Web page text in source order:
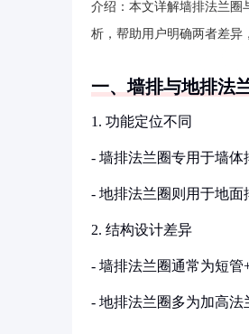
介绍： 本文详解墙排法兰圈
析，帮助用户明确两者差异
一、墙排与地排法
1. 功能定位不同
- 墙排法兰圈专用于墙体
- 地排法兰圈则用于地面
2. 结构设计差异
- 墙排法兰圈通常为短管
- 地排法兰圈多为加高法